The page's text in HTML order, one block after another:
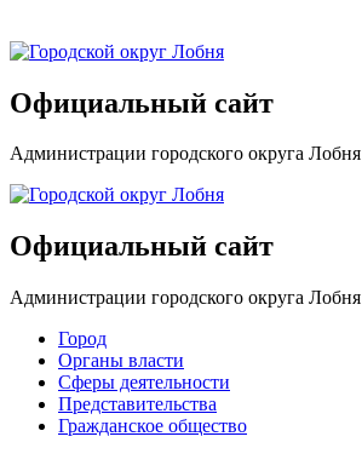
Официальный сайт
Администрации городского округа Лобня
Официальный сайт
Администрации городского округа Лобня
Город
Органы власти
Сферы деятельности
Представительства
Гражданское общество